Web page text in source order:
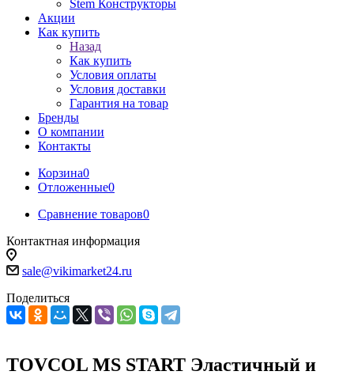
Stem Конструкторы
Акции
Как купить
Назад
Как купить
Условия оплаты
Условия доставки
Гарантия на товар
Бренды
О компании
Контакты
Корзина0
Отложенные0
Сравнение товаров0
Контактная информация
sale@vikimarket24.ru
Поделиться
TOVCOL MS START Эластичный и